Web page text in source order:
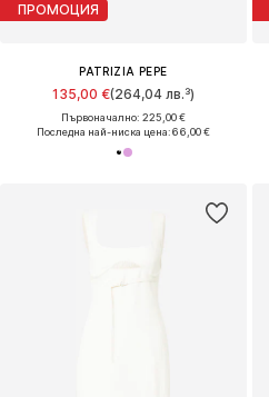
ПРОМОЦИЯ
PATRIZIA PEPE
135,00 €(264,04 лв.³)
Първоначално: 225,00 €
Последна най-ниска цена:66,00 €